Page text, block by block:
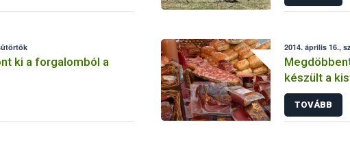
ki a forgalomból a
2014. április 16.,
készült a
TOVÁBB